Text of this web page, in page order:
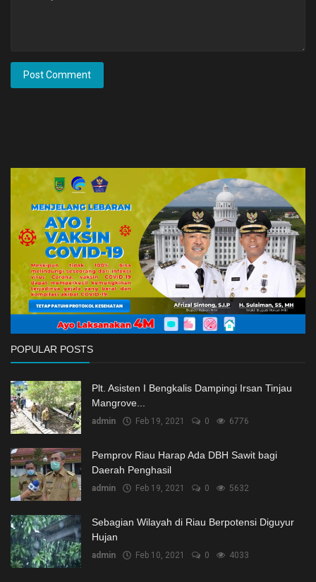
Post Comment
POPULAR POSTS
Plt. Asisten I Bengkalis Dampingi Irsan Tinjau
Mangrove...
admin Feb 19, 2021 0 6776
Pemprov Riau Harap Ada DBH Sawit bagi
Daerah Penghasil
admin Feb 19, 2021 0 5632
Sebagian Wilayah di Riau Berpotensi Diguyur
Hujan
admin Feb 10, 2021 0 4033